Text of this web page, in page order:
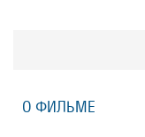
О ФИЛЬМЕ